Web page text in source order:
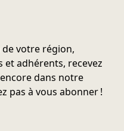
votre région,
et adhérents, recevez
dans notre
pas à vous abonner !